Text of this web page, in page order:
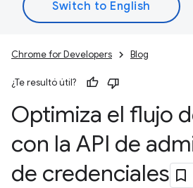
Chrome for Developers Blog
¿Te resultó útil?
Optimiza el flujo
con la API de
de credenciales